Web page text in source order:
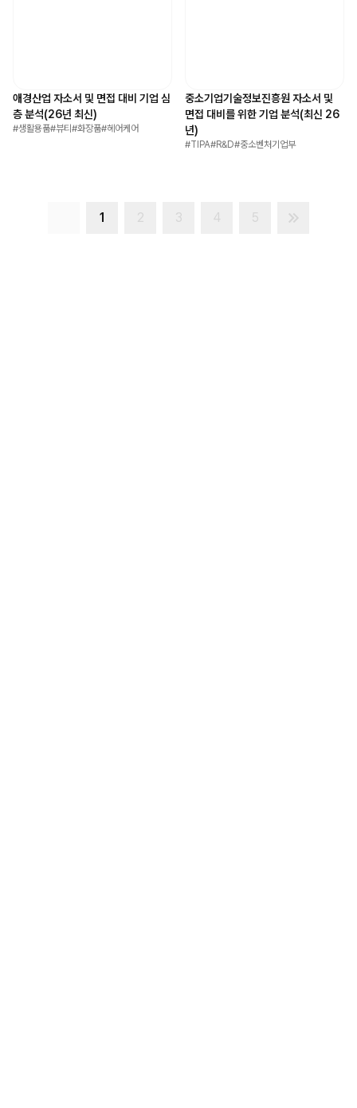
애경산업 자소서 및 면접 대비 기업 심
층 분석(26년 최신)
#생활용품#뷰티 #화장품#헤어케어
중소기업기술정보진흥원 자소서 및
면접 대비를 위한 기업 분석(최신 26
년)
#TIPA#R&D#중소벤처기업부
1 2 3 4 5